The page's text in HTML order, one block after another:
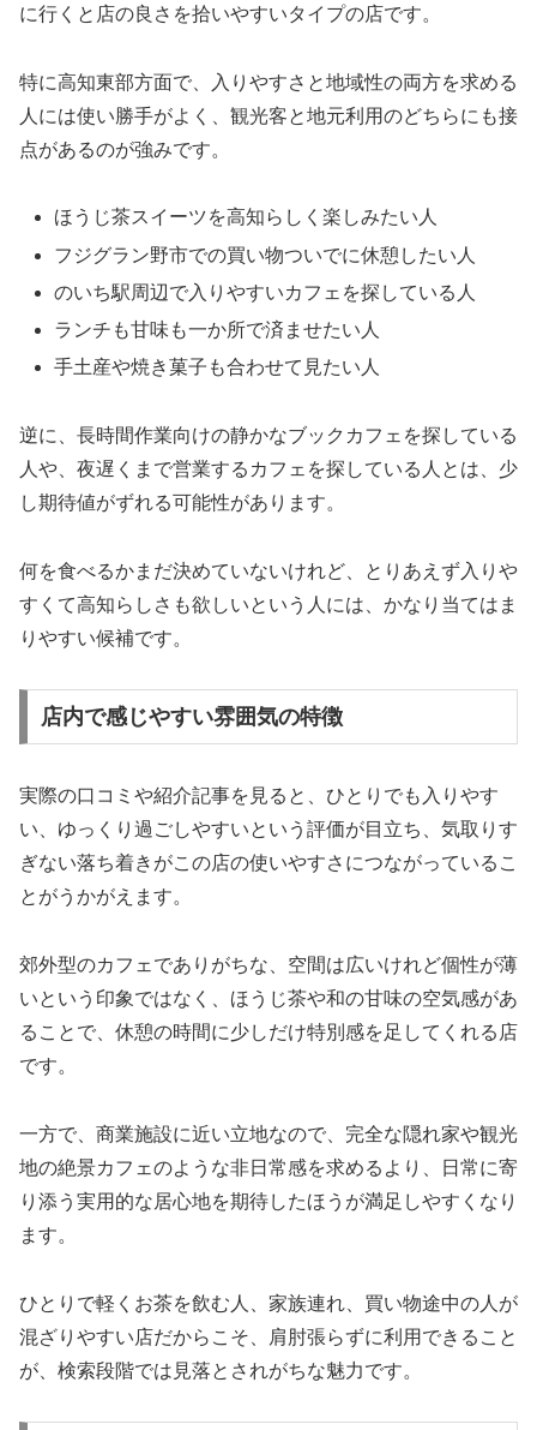
に行くと店の良さを拾いやすいタイプの店です。
特に高知東部方面で、入りやすさと地域性の両方を求める
人には使い勝手がよく、観光客と地元利用のどちらにも接
点があるのが強みです。
ほうじ茶スイーツを高知らしく楽しみたい人
フジグラン野市での買い物ついでに休憩したい人
のいち駅周辺で入りやすいカフェを探している人
ランチも甘味も一か所で済ませたい人
手土産や焼き菓子も合わせて見たい人
逆に、長時間作業向けの静かなブックカフェを探している
人や、夜遅くまで営業するカフェを探している人とは、少
し期待値がずれる可能性があります。
何を食べるかまだ決めていないけれど、とりあえず入りや
すくて高知らしさも欲しいという人には、かなり当てはま
りやすい候補です。
店内で感じやすい雰囲気の特徴
実際の口コミや紹介記事を見ると、ひとりでも入りやす
い、ゆっくり過ごしやすいという評価が目立ち、気取りす
ぎない落ち着きがこの店の使いやすさにつながっているこ
とがうかがえます。
郊外型のカフェでありがちな、空間は広いけれど個性が薄
いという印象ではなく、ほうじ茶や和の甘味の空気感があ
ることで、休憩の時間に少しだけ特別感を足してくれる店
です。
一方で、商業施設に近い立地なので、完全な隠れ家や観光
地の絶景カフェのような非日常感を求めるより、日常に寄
り添う実用的な居心地を期待したほうが満足しやすくなり
ます。
ひとりで軽くお茶を飲む人、家族連れ、買い物途中の人が
混ざりやすい店だからこそ、肩肘張らずに利用できること
が、検索段階では見落とされがちな魅力です。